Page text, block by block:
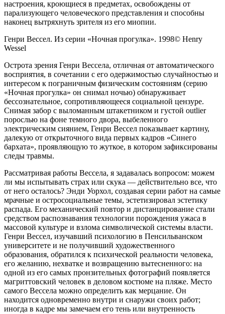
настроения, кроющиеся в предметах, освобождены от
парализующего человеческого представления и способны
наконец вытряхнуть зрителя из его миопии.
Генри Вессел. Из серии «Ночная прогулка». 1998© Henry
Wessel
Острота зрения Генри Вессела, отличная от автоматического
восприятия, в сочетании с его одержимостью случайностью и
интересом к пограничным физическим состояниям (серию
«Ночная прогулка» он снимал ночью) обнаруживает
бессознательное, сопротивляющееся социальной цензуре.
Снимая забор с выломанным штакетником и густой outlier
порослью на фоне темного двора, выбеленного
электрическим сиянием, Генри Вессел показывает картину,
далекую от открыточного вида первых кадров «Синего
бархата», проявляющую то жуткое, в котором зафиксированы
следы травмы.
Рассматривая работы Вессела, я задавалась вопросом: можем
ли мы испытывать страх или скука — действительно все, что
от него осталось? Энди Уорхол, создавая серии работ на самые
мрачные и остросоциальные темы, эстетизировал эстетику
распада. Его механический повтор и дистанцирование стали
средством распознавания технологии порождения ужаса в
массовой культуре и взлома символической системы власти.
Генри Вессел, изучавший психологию в Пенсильванском
университете и не получивший художественного
образования, обратился к психической реальности человека,
его желанию, нехватке и возвращению вытесненного: на
одной из его самых пронзительных фотографий появляется
магриттовский человек в деловом костюме на пляже. Место
самого Вессела можно определить как мерцание. Он
находится одновременно внутри и снаружи своих работ;
иногда в кадре мы замечаем его тень или внутренность